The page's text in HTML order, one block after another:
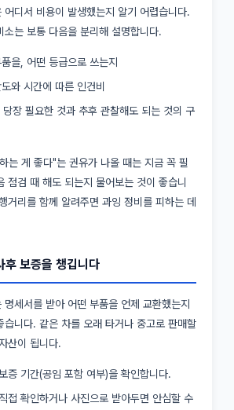
어디서 비용이 발생했는지 알기 어렵습니다.
소는 보통 다음을 분리해 설명합니다.
을, 어떤 등급으로 쓰는지
와 시간에 따른 인건비
당장 필요한 것과 추후 관찰해도 되는 것의 구
는 게 좋다"는 권유가 나올 때는 지금 꼭 필
점검 때 해도 되는지 물어보는 것이 좋습니
거리를 함께 알려주면 과잉 정비를 피하는 데
후 보증을 챙깁니다
명세서를 받아 어떤 부품을 언제 교환했는지
습니다. 같은 차를 오래 타거나 중고로 판매할
산이 됩니다.
증 기간(공임 포함 여부)을 확인합니다.
접 확인하거나 사진으로 받아두면 안심할 수